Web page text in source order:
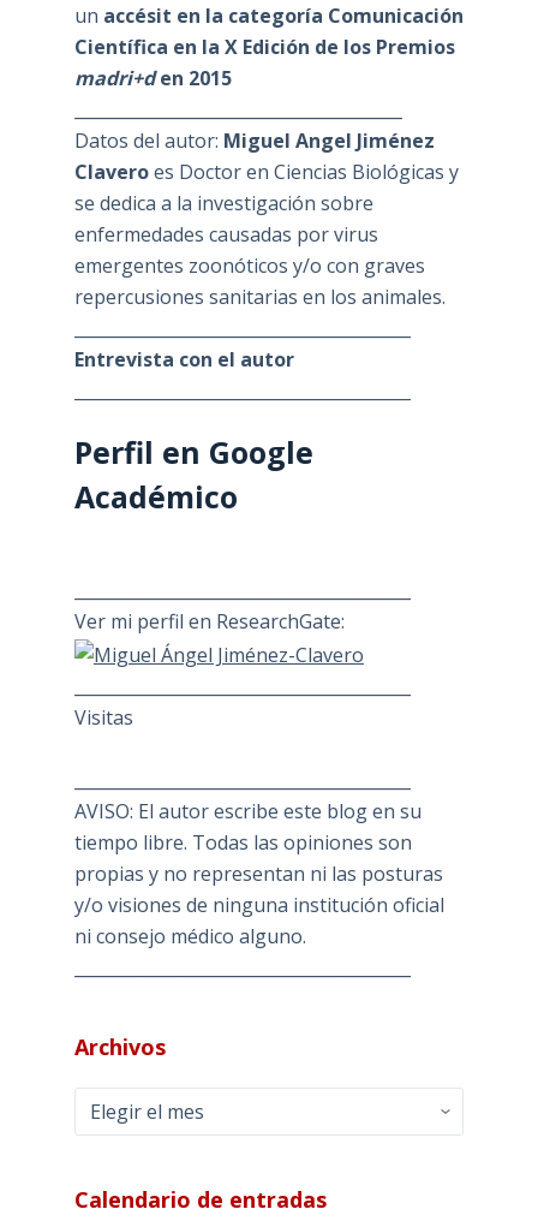
un accésit en la categoría Comunicación
Científica en la X Edición de los Premios
madri+den 2015
Datos del autor: Miguel Angel Jiménez
Claveroes Doctor en Ciencias Biológicas y
se dedica a la investigación sobre
enfermedades causadas por virus
emergentes zoonóticos y/o con graves
repercusiones sanitarias en los animales.
Entrevista con el autor
Perfil en Google
Académico
Ver mi perfil en ResearchGate:
Visitas
AVISO: El autor escribe este blog en su
tiempo libre. Todas las opiniones son
propias y no representan ni las posturas
y/o visiones de ninguna institución oficial
ni consejo médico alguno.
Archivos
Archivos
Calendario de entradas